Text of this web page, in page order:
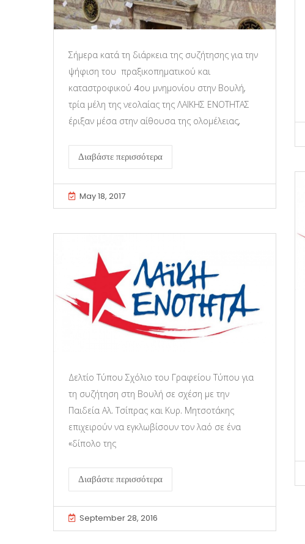
Σήμερα κατά τη διάρκεια της συζήτησης για την
ψήφιση του πραξικοπηματικού και
καταστροφικού 4ου μνημονίου στην Βουλή,
τρία μέλη της νεολαίας της ΛΑΪΚΗΣ ΕΝΟΤΗΤΑΣ
έριξαν μέσα στην αίθουσα της ολομέλειας,
Διαβάστε περισσότερα
May 18, 2017
Δελτίο Τύπου Σχόλιο του Γραφείου Τύπου για
τη συζήτηση στη Βουλή σε σχέση με την
Παιδεία Αλ. Τσίπρας και Κυρ. Μητσοτάκης
επιχειρούν να εγκλωβίσουν τον λαό σε ένα
«δίπολο της
Διαβάστε περισσότερα
September 28, 2016